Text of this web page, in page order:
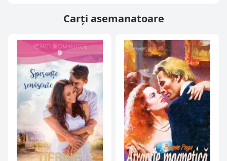
Carți asemanatoare